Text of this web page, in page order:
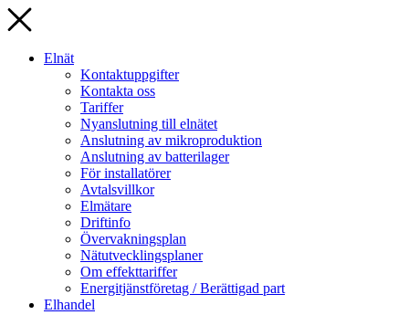
Elnät
Kontaktuppgifter
Kontakta oss
Tariffer
Nyanslutning till elnätet
Anslutning av mikroproduktion
Anslutning av batterilager
För installatörer
Avtalsvillkor
Elmätare
Driftinfo
Övervakningsplan
Nätutvecklingsplaner
Om effekttariffer
Energitjänstföretag / Berättigad part
Elhandel